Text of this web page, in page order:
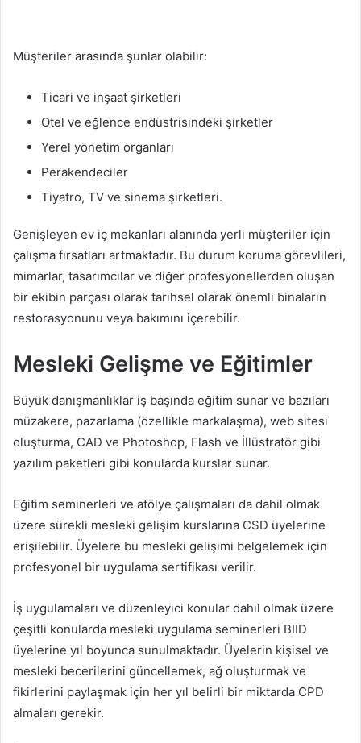
Müşteriler arasında şunlar olabilir:
Ticari ve inşaat şirketleri
Otel ve eğlence endüstrisindeki şirketler
Yerel yönetim organları
Perakendeciler
Tiyatro, TV ve sinema şirketleri.
Genişleyen ev iç mekanları alanında yerli müşteriler için
çalışma fırsatları artmaktadır. Bu durum koruma görevlileri,
mimarlar, tasarımcılar ve diğer profesyonellerden oluşan
bir ekibin parçası olarak tarihsel olarak önemli binaların
restorasyonunu veya bakımını içerebilir.
Mesleki Gelişme ve Eğitimler
Büyük danışmanlıklar iş başında eğitim sunar ve bazıları
müzakere, pazarlama (özellikle markalaşma), web sitesi
oluşturma, CAD ve Photoshop, Flash ve İllüstratör gibi
yazılım paketleri gibi konularda kurslar sunar.
Eğitim seminerleri ve atölye çalışmaları da dahil olmak
üzere sürekli mesleki gelişim kurslarına CSD üyelerine
erişilebilir. Üyelere bu mesleki gelişimi belgelemek için
profesyonel bir uygulama sertifikası verilir.
İş uygulamaları ve düzenleyici konular dahil olmak üzere
çeşitli konularda mesleki uygulama seminerleri BIID
üyelerine yıl boyunca sunulmaktadır. Üyelerin kişisel ve
mesleki becerilerini güncellemek, ağ oluşturmak ve
fikirlerini paylaşmak için her yıl belirli bir miktarda CPD
almaları gerekir.